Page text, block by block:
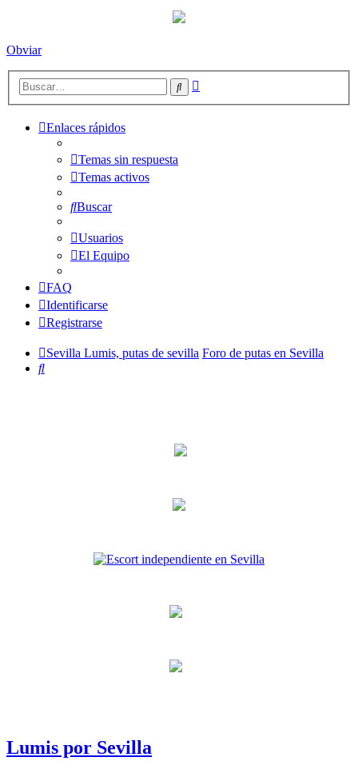
Obviar
Buscar
Enlaces rápidos
Temas sin respuesta
Temas activos
Buscar
Usuarios
El Equipo
FAQ
Identificarse
Registrarse
Sevilla Lumis, putas de sevilla Foro de putas en Sevilla
Buscar
Lumis por Sevilla